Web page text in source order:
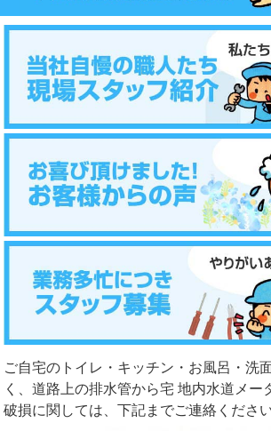
ご自宅のトイレ・キッチン・お風呂・洗
く、道路上の排水管から宅 地内水道メー
破損に関しては、下記までご連絡ください